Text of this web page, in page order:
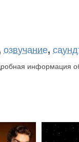
озвучание,
информация